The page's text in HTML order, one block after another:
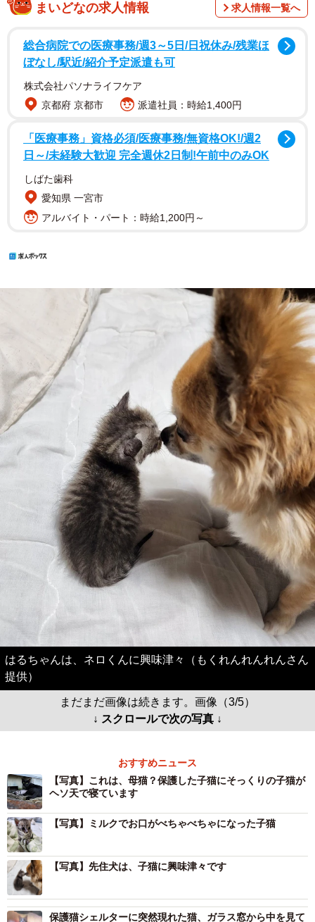
まいどなの求人情報 求人情報一覧へ
総合病院での医療事務/週3～5日/日祝休み/残業ほ
ぼなし/駅近/紹介予定派遣も可
株式会社パソナライフケア
京都府 京都市
派遣社員：時給1,400円
「医療事務」資格必須/医療事務/無資格OK!/週2
日～/未経験大歓迎 完全週休2日制!午前中のみOK
しばた歯科
愛知県 一宮市
アルバイト・パート：時給1,200円～
はるちゃんは、ネロくんに興味津々（もくれんれんれんさん
提供）
まだまだ画像は続きます。画像（3/5）
↓ スクロールで次の写真 ↓
おすすめニュース
【写真】これは、母猫？保護した子猫にそっくりの子猫が
ヘソ天で寝ています
【写真】ミルクでお口がべちゃべちゃになった子猫
【写真】先住犬は、子猫に興味津々です
保護猫シェルターに突然現れた猫、ガラス窓から中を見て